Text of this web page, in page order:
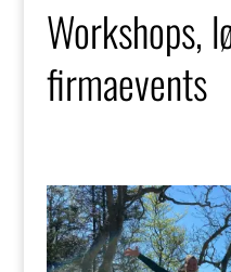
Workshops,
firmaevents